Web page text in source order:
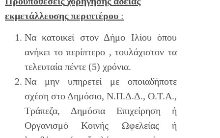
εκμετάλλευσης περιπτέρου :
Να κατοικεί στον Δήμο Ιλίου όπου
ανήκει το περίπτερο , τουλάχιστον τα
τελευταία πέντε (5) χρόνια.
Να μην υπηρετεί με οποιαδήποτε
σχέση στο Δημόσιο, Ν.Π.Δ.Δ., Ο.Τ.Α.,
Τράπεζα, Δημόσια Επιχείρηση ή
Οργανισμό Κοινής Ωφελείας ή